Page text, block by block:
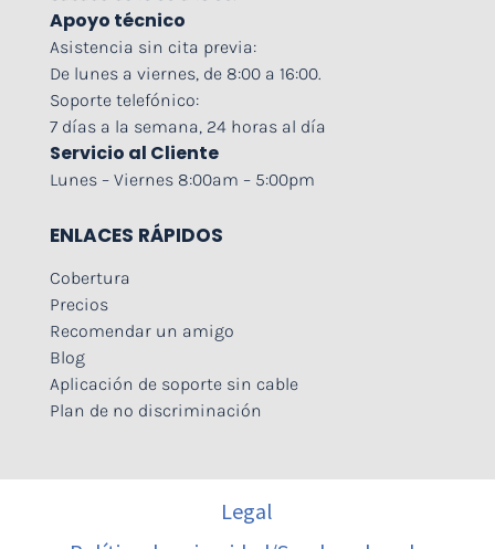
Apoyo técnico
Asistencia sin cita previa:
De lunes a viernes, de 8:00 a 16:00.
Soporte telefónico:
7 días a la semana, 24 horas al día
Servicio al Cliente
Lunes – Viernes 8:00am – 5:00pm
ENLACES RÁPIDOS
Cobertura
Precios
Recomendar un amigo
Blog
Aplicación de soporte sin cable
Plan de no discriminación
Legal